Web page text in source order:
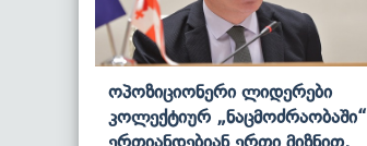
Ოპოზიციონერი Ლიდერები
Კოლექტიურ „ნაცმოძრაობაში“
Ერთიანდებიან Ერთი Მიზნით,